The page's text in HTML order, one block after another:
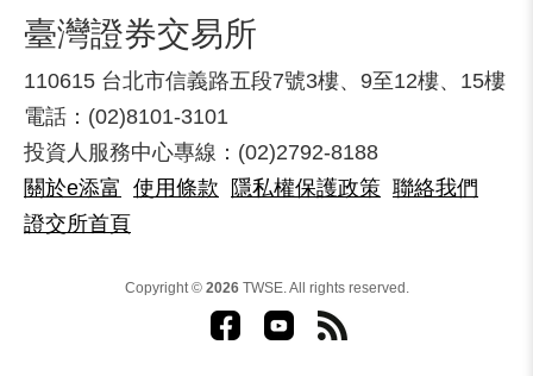
臺灣證券交易所
110615 台北市信義路五段7號3樓、9至12樓、15樓
電話：(02)8101-3101
投資人服務中心專線：(02)2792-8188
關於e添富 使用條款 隱私權保護政策 聯絡我們
證交所首頁
Copyright © 2026TWSE. All rights reserved.